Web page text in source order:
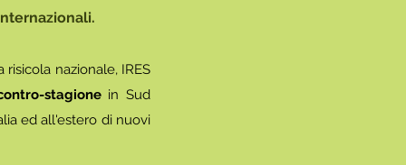
nazionale, IRES
stagionein Sud
ed all'estero di nuovi